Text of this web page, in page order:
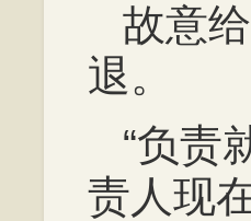
故意
退。
“负责
责人现